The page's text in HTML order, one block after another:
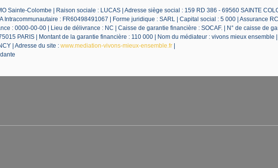
Sainte-Colombe | Raison sociale : LUCAS | Adresse siège social : 159 RD 386 - 69560 SAINTE
Intracommunautaire : FR60498491067 | Forme juridique : SARL | Capital social : 5 000 | Assurance
: 0000-00-00 | Lieu de délivrance : NC | Caisse de garantie financière : SOCAF. | N° de caisse de
PARIS | Montant de la garantie financière : 110 000 | Nom du médiateur : vivons mieux ensemble
| Adresse du site : www.mediation-vivons-mieux-ensemble.fr |